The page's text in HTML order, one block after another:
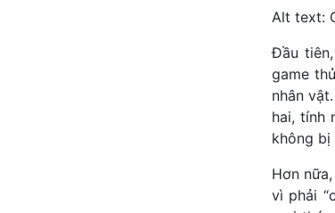
Alt text:
Đầu
game
nhân
hai, tính
không bị
Hơn
vì phải